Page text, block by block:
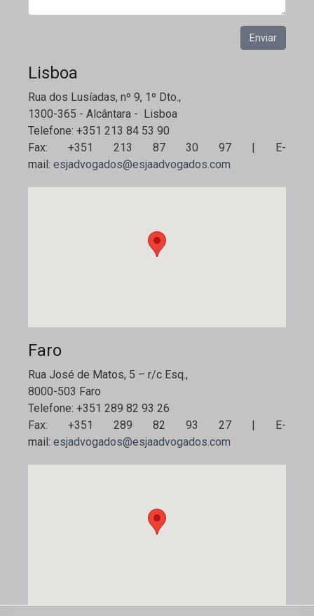
Enviar
Lisboa
Rua dos Lusíadas, nº 9, 1º Dto.,
1300-365 - Alcântara - Lisboa
Telefone: +351 213 84 53 90
Fax: +351 213 87 30 97 | E-
mail: esjadvogados@esjaadvogados.com
Faro
Rua José de Matos, 5 – r/c Esq.,
8000-503 Faro
Telefone: +351 289 82 93 26
Fax: +351 289 82 93 27 | E-
mail: esjadvogados@esjaadvogados.com